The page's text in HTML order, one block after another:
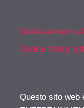
Dichiarazione
Cookie Policy
Questo sito web